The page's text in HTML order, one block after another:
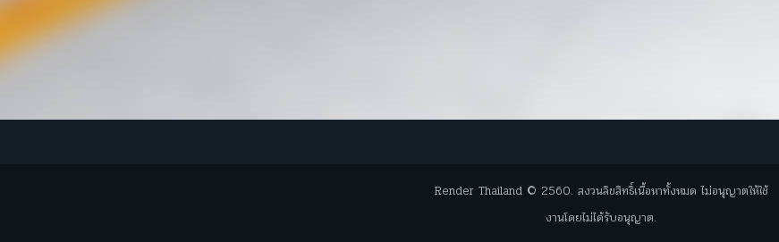
Render Thailand © 2560. สงวนลิขสิทธิ์เนื้อหาทั้งหมด ไม่อนุญาตให้ใช้
งานโดยไม่ได้รับอนุญาต.